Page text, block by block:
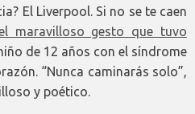
El Liverpool. Si no se te caen
maravilloso gesto que tuvo
de 12 años con el síndrome
“Nunca caminarás solo”,
y poético.